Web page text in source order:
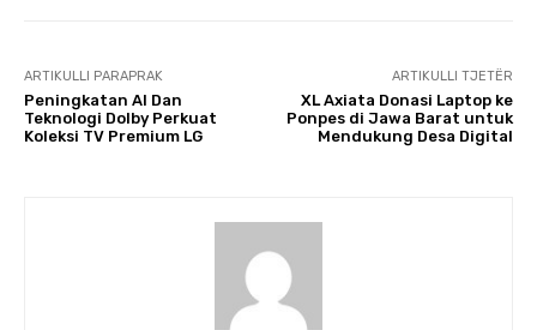
ARTIKULLI PARAPRAK
Peningkatan AI Dan
Teknologi Dolby Perkuat
Koleksi TV Premium LG
ARTIKULLI TJETËR
XL Axiata Donasi Laptop ke
Ponpes di Jawa Barat untuk
Mendukung Desa Digital